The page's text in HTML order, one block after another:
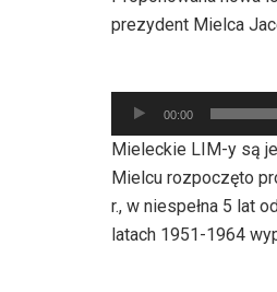
prezydent Mielca
Odtwarzacz
plików
dźwiękowych
00:00
Mieleckie LIM-y są
Mielcu rozpoczęto
r., w niespełna 5 lat
latach 1951-1964